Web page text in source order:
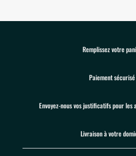
Remplissez votre
Paiement sécurisé
Envoyez-nous vos justificatifs pour
Livraison à votre